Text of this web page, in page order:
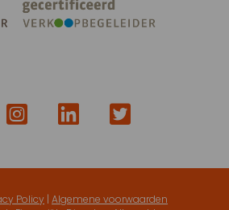
Policy | Algemene voorwaarden